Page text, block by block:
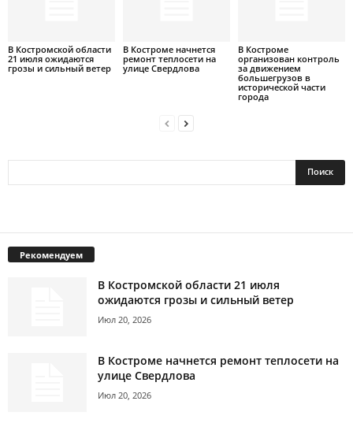
В Костромской области
21 июля ожидаются
грозы и сильный ветер
В Костроме начнется
ремонт теплосети на
улице Свердлова
В Костроме
организован контроль
за движением
большегрузов в
исторической части
города
Рекомендуем
В Костромской области 21 июля
ожидаются грозы и сильный ветер
Июл 20, 2026
В Костроме начнется ремонт теплосети на
улице Свердлова
Июл 20, 2026